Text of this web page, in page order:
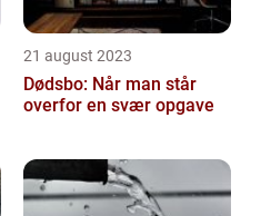
21 august 2023
Dødsbo: Når man står
overfor en svær opgave